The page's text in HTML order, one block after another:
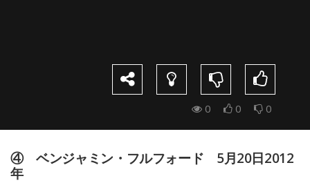
0 0 0
④ ベンジャミン・フルフォード 5月20日2012
年